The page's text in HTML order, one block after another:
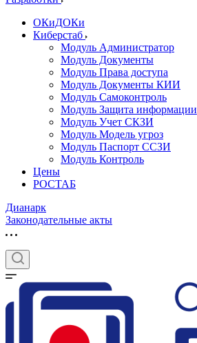
ОКиДОКи
Киберстаб
Модуль Администратор
Модуль Документы
Модуль Права доступа
Модуль Документы КИИ
Модуль Самоконтроль
Модуль Защита информации
Модуль Учет СКЗИ
Модуль Модель угроз
Модуль Паспорт ССЗИ
Модуль Контроль
Цены
РОСТАБ
Дианарк
Законодательные акты